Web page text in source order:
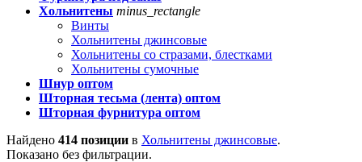
Хольнитены minus_rectangle
Винты
Хольнитены джинсовые
Хольнитены со стразами, блестками
Хольнитены сумочные
Шнур оптом
Шторная тесьма (лента) оптом
Шторная фурнитура оптом
Найдено 414 позиции в Хольнитены джинсовые.
Показано без фильтрации.